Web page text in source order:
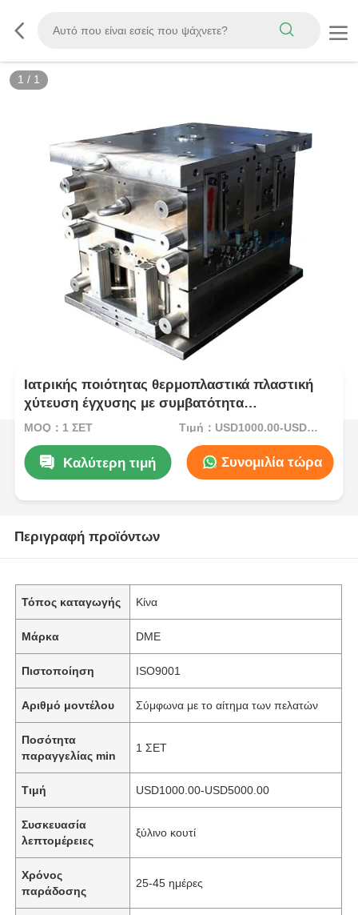
1 / 1
Ιατρικής ποιότητας θερμοπλαστικά πλαστική
χύτευση έγχυσης με συμβατότητα
αποστείρωσης και προσαρμόσιμη κοιλότητα
MOQ：1 ΣΕΤ Τιμή：USD1000.00-USD5000.00
Καλύτερη τιμή Συνομιλία τώρα
Περιγραφή προϊόντων
Τόπος καταγωγής Κίνα
Μάρκα DME
Πιστοποίηση ISO9001
Αριθμό μοντέλου Σύμφωνα με το αίτημα των πελατών
Ποσότητα
παραγγελίας min
1 ΣΕΤ
Τιμή USD1000.00-USD5000.00
Συσκευασία
λεπτομέρειες
ξύλινο κουτί
Χρόνος
παράδοσης
25-45 ημέρες